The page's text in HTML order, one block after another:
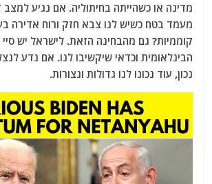
מדינה או כשהייתה בחיתוליה. אם נגיע
מעמד בטח כשיש לנו צבא חזק ורוח אדירה
קוממיות? גם מהבחינה הזאת. לישראל יש סיי
הבינלאומית וכדאי שיקשיבו לנו. אם נדע
נכון, עוד נכונו לנו גדולות ונצורות.